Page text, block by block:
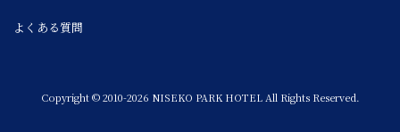
よくある質問
Copyright © 2010-2026 NISEKO PARK HOTEL All Rights Reserved.